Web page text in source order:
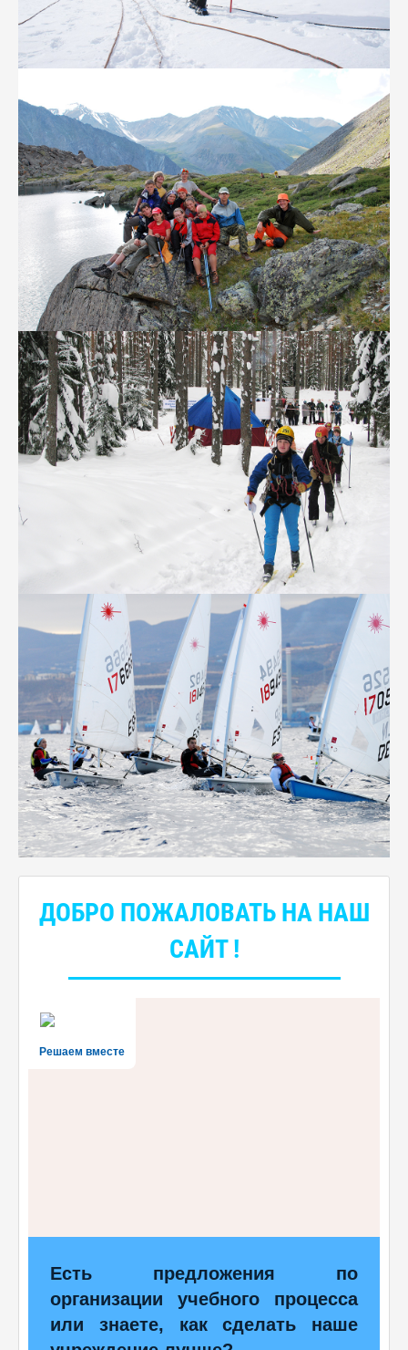
ДОБРО ПОЖАЛОВАТЬ НА НАШ
САЙТ !
Решаем вместе
Есть предложения по
организации учебного процесса
или знаете, как сделать наше